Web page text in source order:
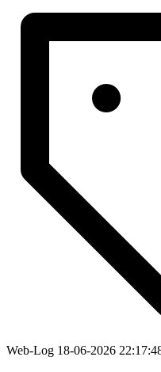
Web-Log 18-06-2026